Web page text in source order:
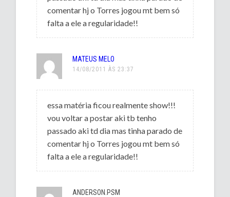
comentar hj o Torres jogou mt bem só
falta a ele a regularidade!!
MATEUS MELO
14/08/2011 ÀS 23:37
essa matéria ficou realmente show!!!
vou voltar a postar aki tb tenho
passado aki td dia mas tinha parado de
comentar hj o Torres jogou mt bem só
falta a ele a regularidade!!
ANDERSON.PSM